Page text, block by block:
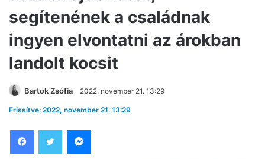
segítenének a családnak
ingyen elvontatni az árokban
landolt kocsit
Bartok Zsófia 2022, november 21. 13:29
Frissítve: 2022, november 21. 13:29